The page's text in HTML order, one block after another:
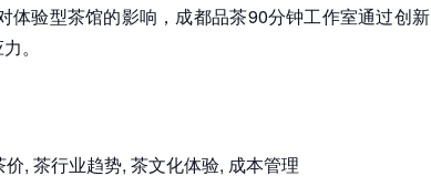
体验型茶馆的影响，成都品茶90分钟工作室通过创新
。
, 茶行业趋势, 茶文化体验, 成本管理